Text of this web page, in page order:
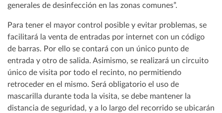
generales de desinfección en las zonas comunes”.
Para tener el mayor control posible y evitar problemas, se
facilitará la venta de entradas por internet con un código
de barras. Por ello se contará con un único punto de
entrada y otro de salida. Asimismo, se realizará un circuito
único de visita por todo el recinto, no permitiendo
retroceder en el mismo. Será obligatorio el uso de
mascarilla durante toda la visita, se debe mantener la
distancia de seguridad, y a lo largo del recorrido se ubicarán